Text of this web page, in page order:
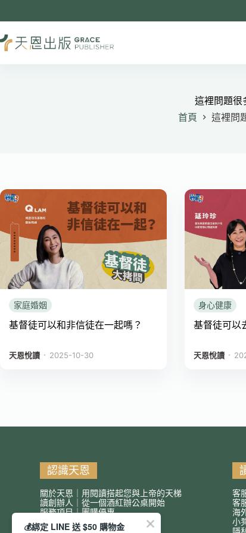
至
主
這裡問題很
首頁
這裡問
家庭婚姻
基督徒可以和非信徒在一起嗎？
天恩悅讀 ． 2025-10-30
身心健康
基督徒可以
天恩悅讀．
認識天恩
關於天恩｜用閱讀搭起您與上帝的天梯
讀創辦人｜從一個酒紅辦公桌開始
服務項目｜團購優惠
客
客
海
小
隱
💰綁定 LINE 送 $50 購物金